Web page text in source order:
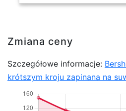
Zmiana ceny
Szczegółowe informacje:
krótszym kroju zapinana na